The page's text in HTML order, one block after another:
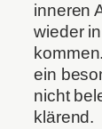
inneren
wieder
ein
nicht
klärend.